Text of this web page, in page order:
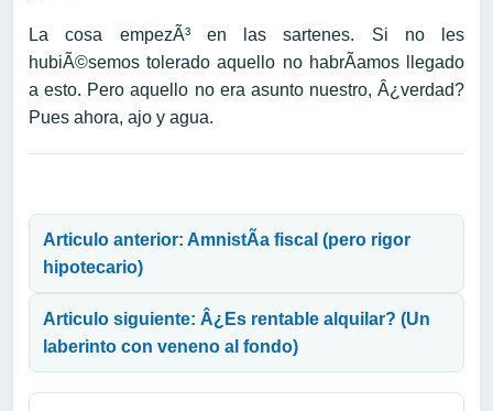
La cosa empezÃ³ en las sartenes. Si no les
hubiÃ©semos tolerado aquello no habrÃ­amos llegado
a esto. Pero aquello no era asunto nuestro, Â¿verdad?
Pues ahora, ajo y agua.
Articulo anterior: AmnistÃ­a fiscal (pero rigor
hipotecario)
Articulo siguiente: Â¿Es rentable alquilar? (Un
laberinto con veneno al fondo)